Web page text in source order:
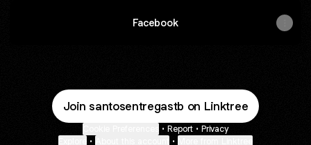
Facebook
Join santosentregastb on Linktree
• Report • Privacy
• •